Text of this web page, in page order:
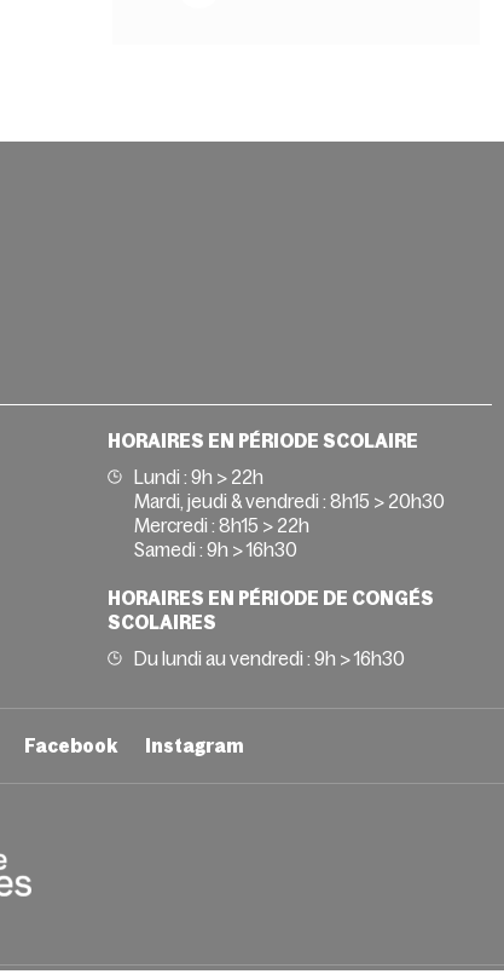
HORAIRES EN PÉRIODE SCOLAIRE
Lundi : 9h > 22h
Mardi, jeudi & vendredi : 8h15 > 20h30
Mercredi : 8h15 > 22h
Samedi : 9h > 16h30
HORAIRES EN PÉRIODE DE CONGÉS
SCOLAIRES
Du lundi au vendredi : 9h > 16h30
Facebook Instagram